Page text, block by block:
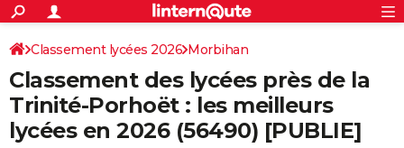
ACTUALITÉS
Politique
Société
Faits Divers
Education
Monde
Villes
+
SPORT
Coupe du monde 2026
Football
Tennis
Cyclisme
Rugby
Forum
CULTURE
Programme TV
TNT
Streaming
Cinéma
Sorties cinéma
Musique
+FINANCE
S'inscrire
Connexion
Classement lycées 2026 Morbihan
Classement des lycées près de la
Trinité-Porhoët : les meilleurs
lycées en 2026 (56490) [PUBLIE]